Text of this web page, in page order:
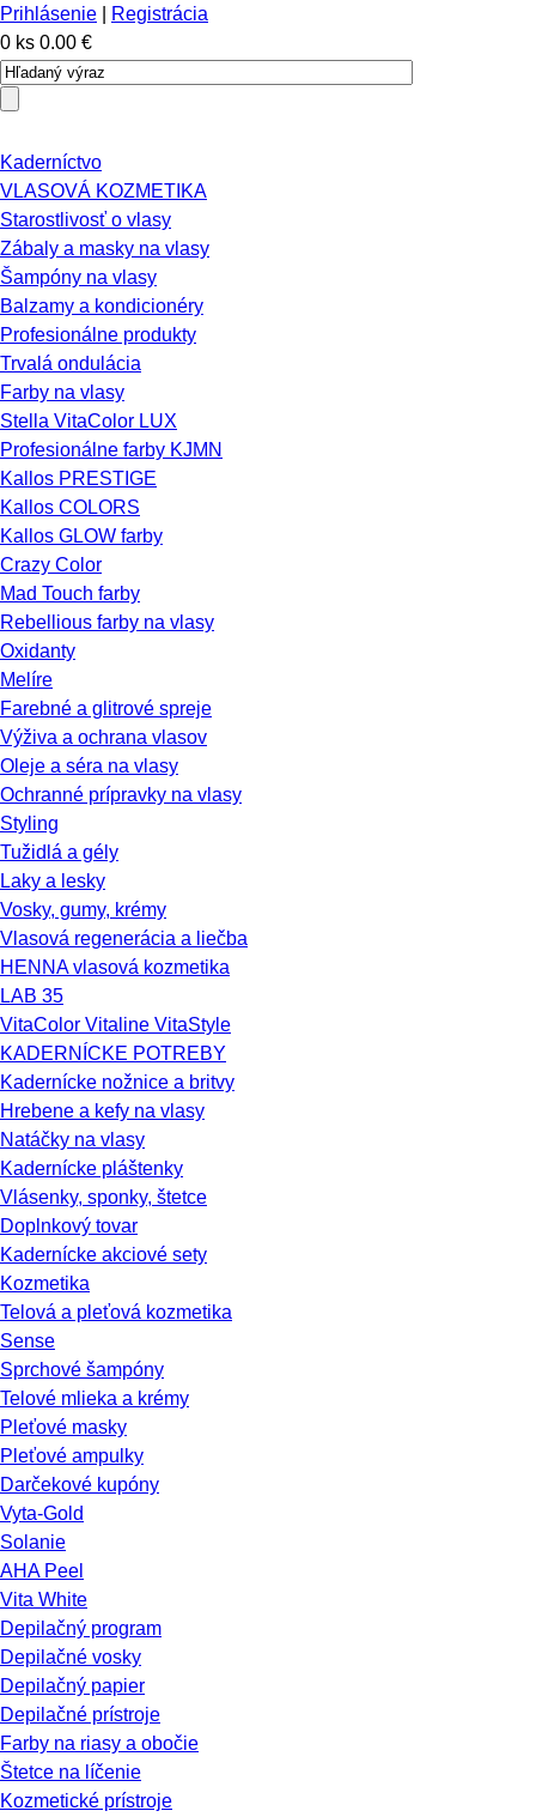
Prihlásenie
Registrácia
0 ks 0.00 €
Kaderníctvo
VLASOVÁ KOZMETIKA
Starostlivosť o vlasy
Zábaly a masky na vlasy
Šampóny na vlasy
Balzamy a kondicionéry
Profesionálne produkty
Trvalá ondulácia
Farby na vlasy
Stella VitaColor LUX
Profesionálne farby KJMN
Kallos PRESTIGE
Kallos COLORS
Kallos GLOW farby
Crazy Color
Mad Touch farby
Rebellious farby na vlasy
Oxidanty
Melíre
Farebné a glitrové spreje
Výživa a ochrana vlasov
Oleje a séra na vlasy
Ochranné prípravky na vlasy
Styling
Tužidlá a gély
Laky a lesky
Vosky, gumy, krémy
Vlasová regenerácia a liečba
HENNA vlasová kozmetika
LAB 35
VitaColor Vitaline VitaStyle
KADERNÍCKE POTREBY
Kadernícke nožnice a britvy
Hrebene a kefy na vlasy
Natáčky na vlasy
Kadernícke pláštenky
Vlásenky, sponky, štetce
Doplnkový tovar
Kadernícke akciové sety
Kozmetika
Telová a pleťová kozmetika
Sense
Sprchové šampóny
Telové mlieka a krémy
Pleťové masky
Pleťové ampulky
Darčekové kupóny
Vyta-Gold
Solanie
AHA Peel
Vita White
Depilačný program
Depilačné vosky
Depilačný papier
Depilačné prístroje
Farby na riasy a obočie
Štetce na líčenie
Kozmetické prístroje